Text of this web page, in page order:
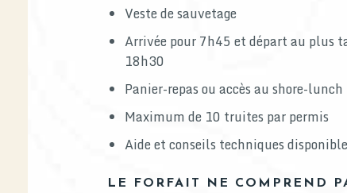
Veste de sauvetage
Arrivée pour 7h45 et départ au plus
18h30
Panier-repas ou accès au shore-
Maximum de 10 truites par permis
Aide et conseils techniques
LE FORFAIT NE COMPREND